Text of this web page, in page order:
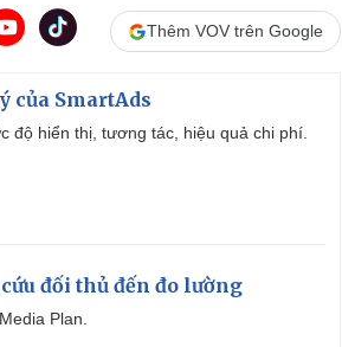
Thêm VOV trên Google
của SmartAds
độ hiển thị, tương tác, hiệu quả chi phí.
đối thủ đến đo lường
Plan.